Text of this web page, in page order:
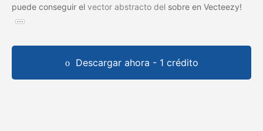
puede conseguir el vector abstracto del sobre en Vecteezy!
Descargar ahora - 1 crédito